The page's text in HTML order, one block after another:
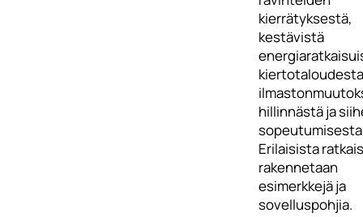
kierrätyksestä,
kestävistä
hillinnästä ja
Erilaisista
rakennetaan
esimerkkejä ja
sovelluspohjia.